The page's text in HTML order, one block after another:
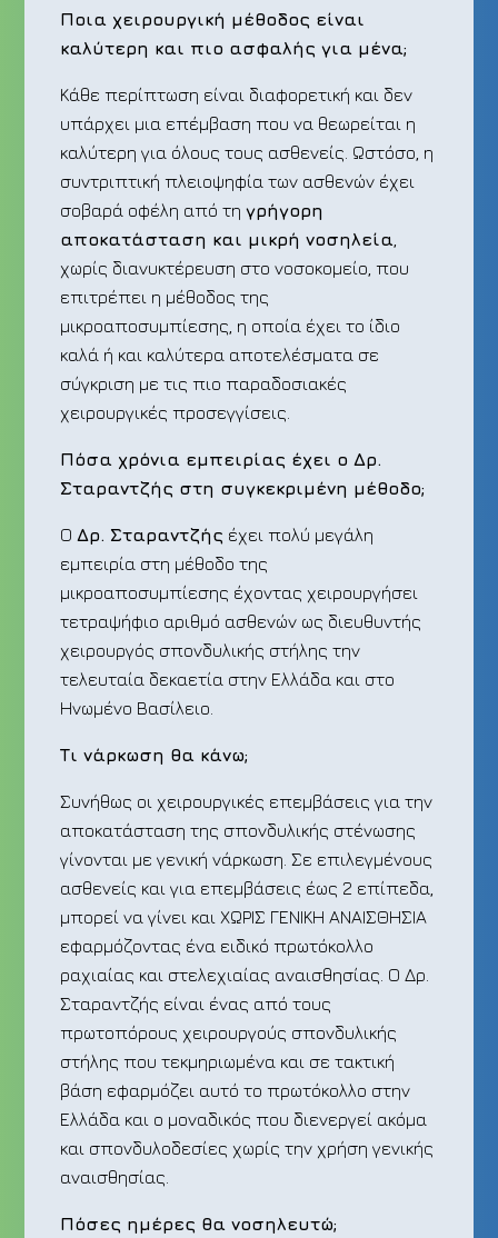
Ποια χειρουργική μέθοδος είναι
καλύτερη και πιο ασφαλής για μένα;
Κάθε περίπτωση είναι διαφορετική και δεν
υπάρχει μια επέμβαση που να θεωρείται η
καλύτερη για όλους τους ασθενείς. Ωστόσο, η
συντριπτική πλειοψηφία των ασθενών έχει
σοβαρά οφέλη από τηγρήγορη
αποκατάσταση και μικρή νοσηλεία
χωρίς διανυκτέρευση στο νοσοκομείο, που
επιτρέπει η μέθοδος της
μικροαποσυμπίεσης, η οποία έχει το ίδιο
καλά ή και καλύτερα αποτελέσματα σε
σύγκριση με τις πιο παραδοσιακές
χειρουργικές προσεγγίσεις.
Πόσα χρόνια εμπειρίας έχει ο Δρ.
Σταραντζής στη συγκεκριμένη μέθοδο;
Ο Δρ. Σταραντζής έχει πολύ μεγάλη
εμπειρία στη μέθοδο της
μικροαποσυμπίεσης έχοντας χειρουργήσει
τετραψήφιο αριθμό ασθενών ως διευθυντής
χειρουργός σπονδυλικής στήλης την
τελευταία δεκαετία στην Ελλάδα και στο
Ηνωμένο Βασίλειο.
Τι νάρκωση θα κάνω;
Συνήθως οι χειρουργικές επεμβάσεις για την
αποκατάσταση της σπονδυλικής στένωσης
γίνονται με γενική νάρκωση. Σε επιλεγμένους
ασθενείς και για επεμβάσεις έως 2 επίπεδα,
μπορεί να γίνει και ΧΩΡΙΣ ΓΕΝΙΚΗ ΑΝΑΙΣΘΗΣΙΑ
εφαρμόζοντας ένα ειδικό πρωτόκολλο
ραχιαίας και στελεχιαίας αναισθησίας. Ο Δρ.
Σταραντζής είναι ένας από τους
πρωτοπόρους χειρουργούς σπονδυλικής
στήλης που τεκμηριωμένα και σε τακτική
βάση εφαρμόζει αυτό το πρωτόκολλο στην
Ελλάδα και ο μοναδικός που διενεργεί ακόμα
και σπονδυλοδεσίες χωρίς την χρήση γενικής
αναισθησίας.
Πόσες ημέρες θα νοσηλευτώ;